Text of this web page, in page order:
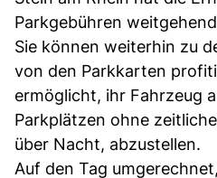
Parkgebühren
Sie können weiterhin zu
von den Parkkarten
ermöglicht, ihr Fahrzeug
Parkplätzen ohne
über Nacht, abzustellen.
Auf den Tag